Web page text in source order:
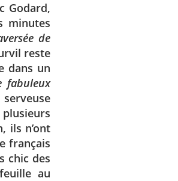
Godard,
minutes
de
reste
dans un
fabuleux
ils n’ont
français
chic des
au